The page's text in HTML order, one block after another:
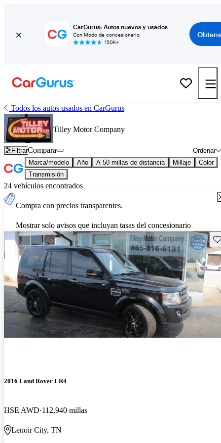
CarGurus: Autos nuevos y usados
Con Modo de concesionario
150K+
Todos los autos usados en CarGurus
Tilley Motor Company
Filtrar Ordenar
Compara
Marca/modelo Año A 50 millas de distancia Millaje
Color
Transmisión
24 vehículos encontrados
Compra con precios transparentes.
Mostrar solo avisos que incluyan tasas del concesionario
2016 Land Rover LR4
HSE AWD 112,940 millas
Lenoir City, TN